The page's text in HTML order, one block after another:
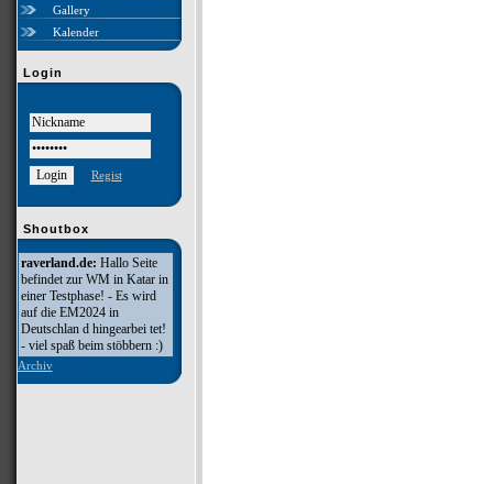
Gallery
Kalender
Login
Regist
Shoutbox
raverland.de: Hallo Seite
befindet zur WM in Katar in
einer Testphase! - Es wird
auf die EM2024 in
Deutschlan d hingearbei tet!
- viel spaß beim stöbbern :)
Archiv